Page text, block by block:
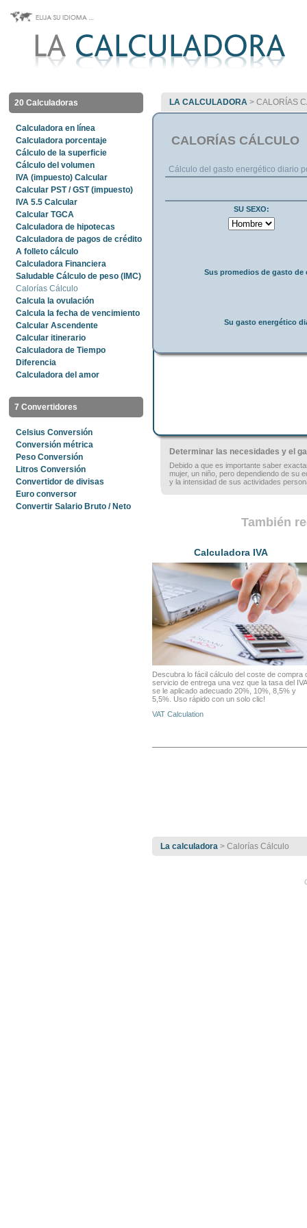
20 Calculadoras
Calculadora en línea
Calculadora porcentaje
Cálculo de la superficie
Cálculo del volumen
IVA (impuesto) Calcular
Calcular PST / GST (impuesto)
IVA 5.5 Calcular
Calcular TGCA
Calculadora de hipotecas
Calculadora de pagos de crédito
A folleto cálculo
Calculadora Financiera
Saludable Cálculo de peso (IMC)
Calorías Cálculo
Calcula la ovulación
Calcula la fecha de vencimiento
Calcular Ascendente
Calcular itinerario
Calculadora de Tiempo
Diferencia
Calculadora del amor
7 Convertidores
Celsius Conversión
Conversión métrica
Peso Conversión
Litros Conversión
Convertidor de divisas
Euro conversor
Convertir Salario Bruto / Neto
LA CALCULADORA > CALORÍAS
CALORÍAS CÁLCULO
Cálculo del gasto energético diario
SU SEXO:
Sus promedios de gasto de
Su gasto energético
Determinar las necesidades y el
Debido a que es importante saber
mujer, un niño, pero dependiendo de su
y la intensidad de sus actividades
También
Calculadora IVA
Descubra lo fácil cálculo del coste de compra
servicio de entrega una vez que la tasa del IVA
se le aplicado adecuado 20%, 10%, 8,5% y
5,5%. Uso rápido con un solo clic!
VAT Calculation
La calculadora > Calorías Cálculo